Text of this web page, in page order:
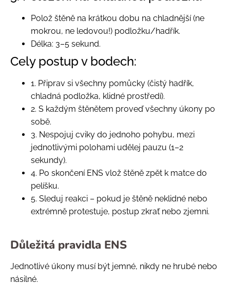
Polož štěně na krátkou dobu na chladnější (ne
mokrou, ne ledovou!) podložku/hadřík.
Délka: 3–5 sekund.
Cely postup v bodech:
1. Připrav si všechny pomůcky (čistý hadřík,
chladná podložka, klidné prostředí).
2. S každým štěnětem proveď všechny úkony po
sobě.
3. Nespojuj cviky do jednoho pohybu, mezi
jednotlivými polohami udělej pauzu (1–2
sekundy).
4. Po skončení ENS vlož štěně zpět k matce do
pelíšku.
5. Sleduj reakci – pokud je štěně neklidné nebo
extrémně protestuje, postup zkrať nebo zjemni.
Důležitá pravidla ENS
Jednotlivé úkony musí být jemné, nikdy ne hrubé nebo
násilné.